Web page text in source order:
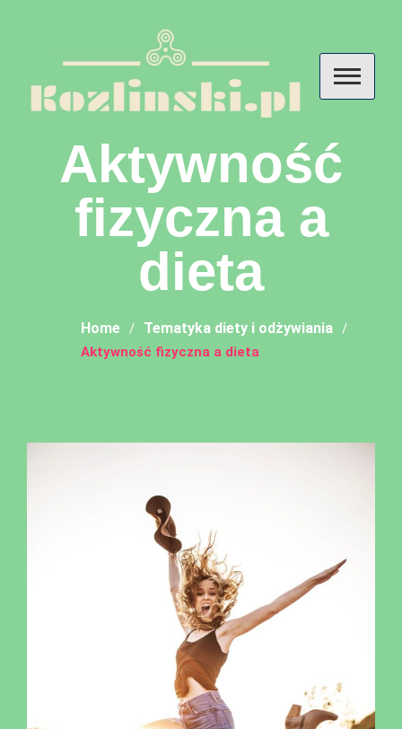
Kozlinski – przemyślenia o
diecie, odżywianiu i
suplementach
Aktywność
fizyczna a
dieta
Home Tematyka diety i odżywiania
Aktywność fizyczna a dieta